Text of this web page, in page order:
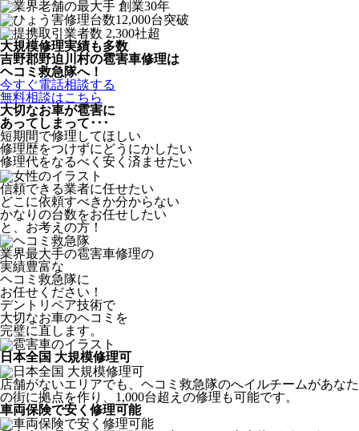
大規模修理実績も多数
吉野郡野迫川村の雹害車修理は
ヘコミ救急隊へ！
今すぐ電話相談する
無料相談はこちら
大切なお車が雹害に
あってしまって･･･
短期間で修理してほしい
修理歴をつけずにどうにかしたい
修理代をなるべく安く済ませたい
信頼できる業者に任せたい
どこに依頼すべきか分からない
かなりの台数をお任せしたい
と、お考えの方！
業界最大手の雹害車修理の
実績豊富な
ヘコミ救急隊に
お任せください！
デントリペア技術で
大切なお車のヘコミを
完璧に直します。
日本全国 大規模修理可
店舗がないエリアでも、ヘコミ救急隊のへイルチームがあなた
の街に拠点を作り、1,000台超えの修理も可能です。
車両保険で安く修理可能